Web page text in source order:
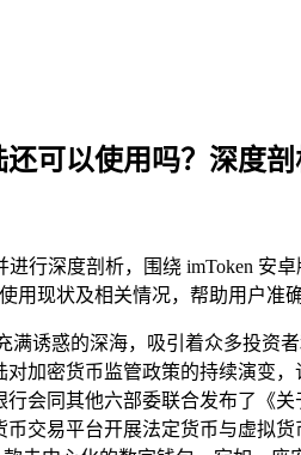
可以使用吗？深度剖
行深度剖析，围绕 imToken
用现状及相关情况，帮助用户
诱惑的深海，吸引着众多投资
加密货币监管政策的持续演变
会同其他六部委联合发布了《
交易平台开展法定货币与虚